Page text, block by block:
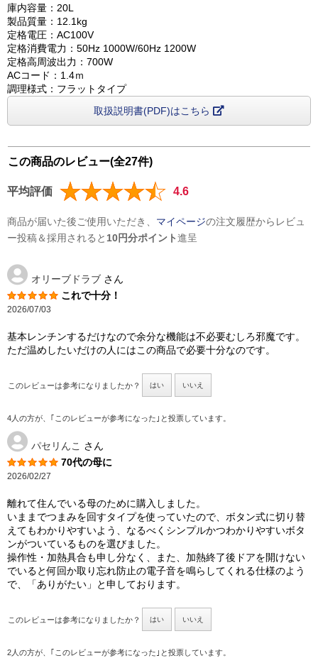
庫内容量：20L
製品質量：12.1kg
定格電圧：AC100V
定格消費電力：50Hz 1000W/60Hz 1200W
定格高周波出力：700W
ACコード：1.4ｍ
調理様式：フラットタイプ
取扱説明書(PDF)はこちら
この商品のレビュー(全27件)
平均評価 4.6
商品が届いた後ご使用いただき、 マイページの注文履歴からレビュ
ー投稿＆採用されると 10円分ポイント進呈
オリーブドラブ さん
これで十分！
2026/07/03
基本レンチンするだけなので余分な機能は不必要むしろ邪魔です。
ただ温めしたいだけの人にはこの商品で必要十分なのです。
このレビューは参考になりましたか？ はい いいえ
4人の方が、｢このレビューが参考になった｣と投票しています。
パセリんこ さん
70代の母に
2026/02/27
離れて住んでいる母のために購入しました。
いままでつまみを回すタイプを使っていたので、ボタン式に切り替
えてもわかりやすいよう、なるべくシンプルかつわかりやすいボタ
ンがついているものを選びました。
操作性・加熱具合も申し分なく、また、加熱終了後ドアを開けない
でいると何回か取り忘れ防止の電子音を鳴らしてくれる仕様のよう
で、「ありがたい」と申しております。
このレビューは参考になりましたか？ はい いいえ
2人の方が、｢このレビューが参考になった｣と投票しています。